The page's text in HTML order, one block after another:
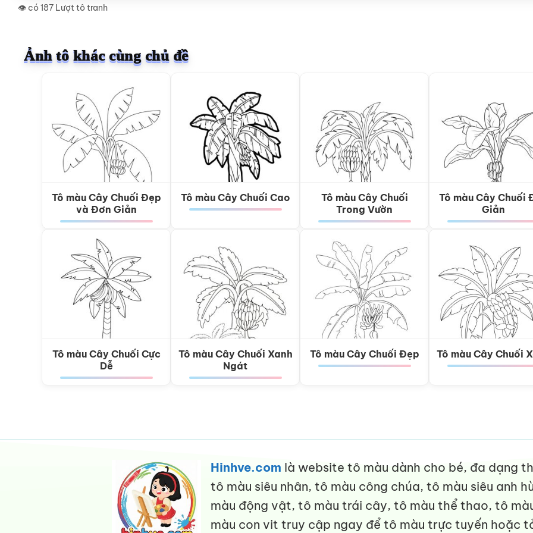
👁️ có 187 Lượt tô tranh
Ảnh tô khác cùng chủ đề
Tô màu Cây Chuối Đẹp
và Đơn Giản
Tô màu Cây Chuối Cao
Tô màu Cây Chuối
Trong Vườn
Tô màu Cây Chuối
Giản
Tô màu Cây Chuối Cực
Dễ
Tô màu Cây Chuối Xanh
Ngát
Tô màu Cây Chuối Đẹp Tô màu Cây Chuối
Hinhve.com là website tô màu dành cho bé, đa dạng
tô màu siêu nhân, tô màu công chúa, tô màu siêu anh
màu động vật, tô màu trái cây, tô màu thể thao, tô
màu con vit truy cập ngay để tô màu trực tuyến hoặc